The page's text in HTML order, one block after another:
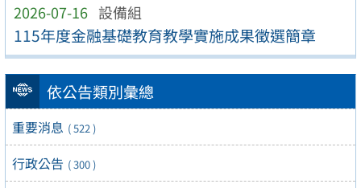
2026-07-16 設備組
115年度金融基礎教育教學實施成果徵選簡章
依公告類別彙總
重要消息 ( 522 )
行政公告 ( 300 )